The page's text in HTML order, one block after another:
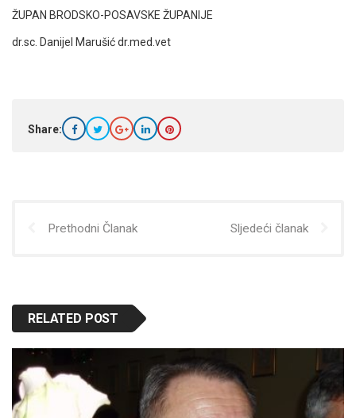
ŽUPAN BRODSKO-POSAVSKE ŽUPANIJE
dr.sc. Danijel Marušić dr.med.vet
Share:
Prethodni Članak Sljedeći članak
RELATED POST